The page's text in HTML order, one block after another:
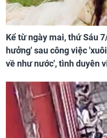
Kể từ ngày mai, thứ Sáu
hưởng' sau công việc
về như nước', tình duyên